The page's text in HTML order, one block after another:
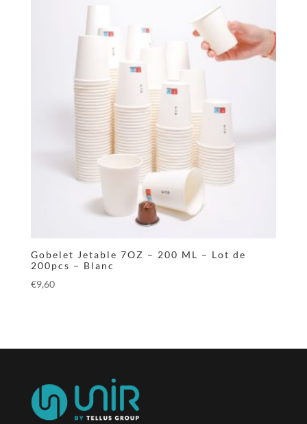
Gobelet Jetable 7OZ – 200 ML – Lot de
200pcs – Blanc
€9,60